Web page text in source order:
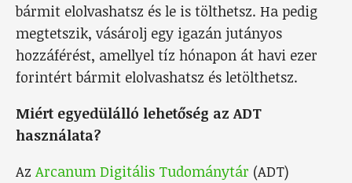
bármit elolvashatsz és le is tölthetsz. Ha pedig
megtetszik, vásárolj egy igazán jutányos
hozzáférést, amellyel tíz hónapon át havi ezer
forintért bármit elolvashatsz és letölthetsz.
Miért egyedülálló lehetőség az ADT
használata?
Az Arcanum Digitális Tudománytár (ADT)